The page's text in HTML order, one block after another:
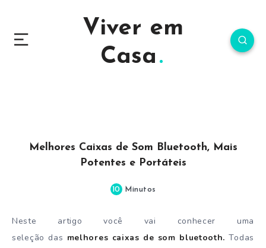
Viver em
Casa
Melhores Caixas de Som Bluetooth, Mais
Potentes e Portáteis
10 Minutos
Neste artigo você vai conhecer uma
seleção das melhores caixas de som bluetooth. Todas